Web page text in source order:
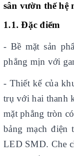
sân vườn thế hệ
1.1. Đặc điểm
- Bề mặt sản
phẳng mịn với
- Thiết kế của
trụ với hai thanh
mặt phẳng tròn
bảng mạch điện
LED SMD. Che